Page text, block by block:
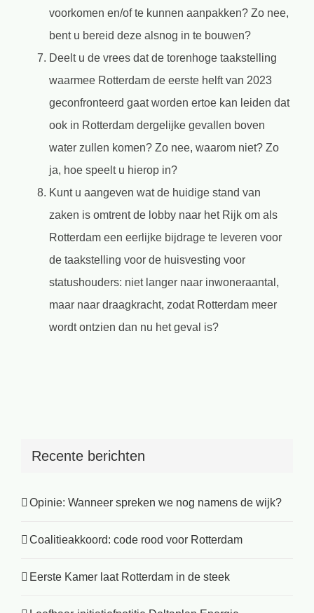
voorkomen en/of te kunnen aanpakken? Zo nee,
bent u bereid deze alsnog in te bouwen?
Deelt u de vrees dat de torenhoge taakstelling
waarmee Rotterdam de eerste helft van 2023
geconfronteerd gaat worden ertoe kan leiden dat
ook in Rotterdam dergelijke gevallen boven
water zullen komen? Zo nee, waarom niet? Zo
ja, hoe speelt u hierop in?
Kunt u aangeven wat de huidige stand van
zaken is omtrent de lobby naar het Rijk om als
Rotterdam een eerlijke bijdrage te leveren voor
de taakstelling voor de huisvesting voor
statushouders: niet langer naar inwoneraantal,
maar naar draagkracht, zodat Rotterdam meer
wordt ontzien dan nu het geval is?
Recente berichten
Opinie: Wanneer spreken we nog namens de wijk?
Coalitieakkoord: code rood voor Rotterdam
Eerste Kamer laat Rotterdam in de steek